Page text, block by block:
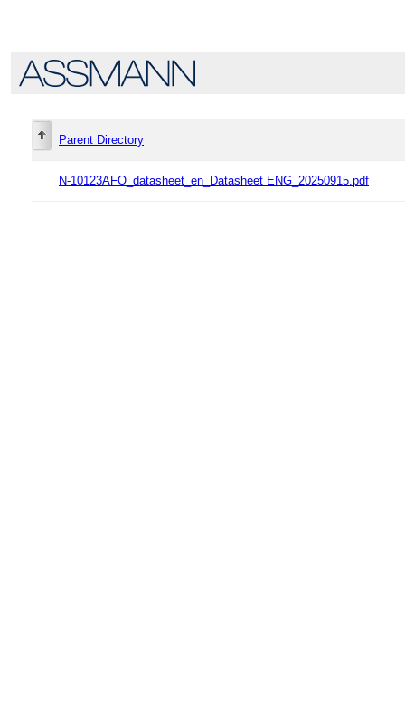
Parent Directory
N-10123AFO_datasheet_en_Datasheet ENG_20250915.pdf